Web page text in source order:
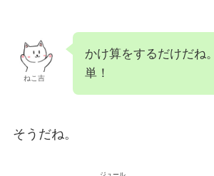
ねこ吉
かけ算をするだけだね
単！
そうだね。